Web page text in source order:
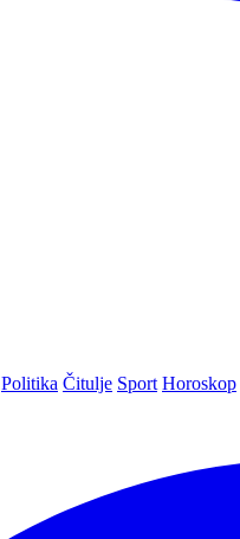
Politika Čitulje Sport Horoskop